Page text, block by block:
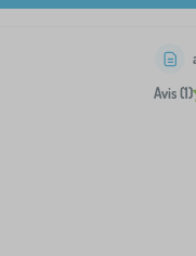
Avis (1)